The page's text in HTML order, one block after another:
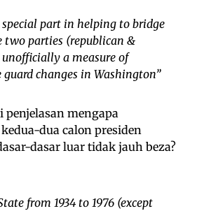
special part in helping to bridge
two parties (republican &
a measure of
changes in Washington”
mengapa
dua calon presiden
dasar luar tidak jauh beza?
from 1934 to 1976 (except